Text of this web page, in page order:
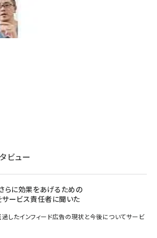
ビュー
らに効果をあげるための
ービス責任者に聞いた
したインフィード広告の現状と今後についてサービ